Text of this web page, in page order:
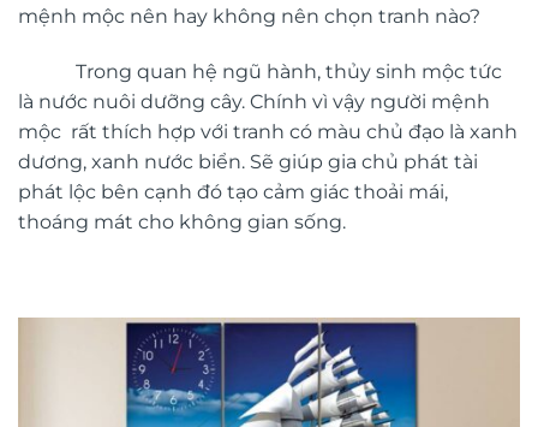
mệnh mộc nên hay không nên chọn tranh nào?
Trong quan hệ ngũ hành, thủy sinh mộc tức
là nước nuôi dưỡng cây. Chính vì vậy người mệnh
mộc rất thích hợp với tranh có màu chủ đạo là xanh
dương, xanh nước biển. Sẽ giúp gia chủ phát tài
phát lộc bên cạnh đó tạo cảm giác thoải mái,
thoáng mát cho không gian sống.